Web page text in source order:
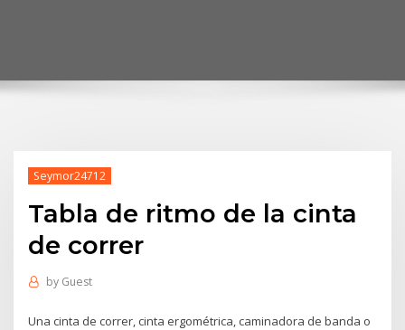
Seymor24712
Tabla de ritmo de la cinta
de correr
by Guest
Una cinta de correr, cinta ergométrica, caminadora de banda o